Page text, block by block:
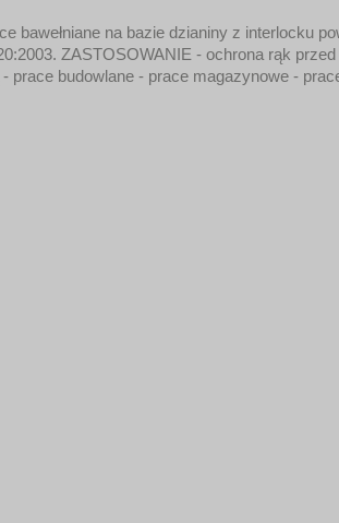
bawełniane na bazie dzianiny z interlocku
ZASTOSOWANIE - ochrona rąk
budowlane - prace magazynowe -